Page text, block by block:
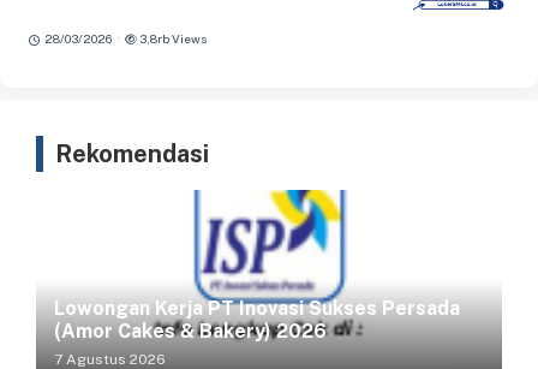
28/03/2026 · 3,8rb Views
Rekomendasi
Lowongan Kerja PT Inovasi Sukses Persada
(Amor Cakes & Bakery) 2026
7 Agustus 2026